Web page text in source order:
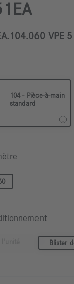
VPE 5
104 - Pièce-à-main
standard
Blister